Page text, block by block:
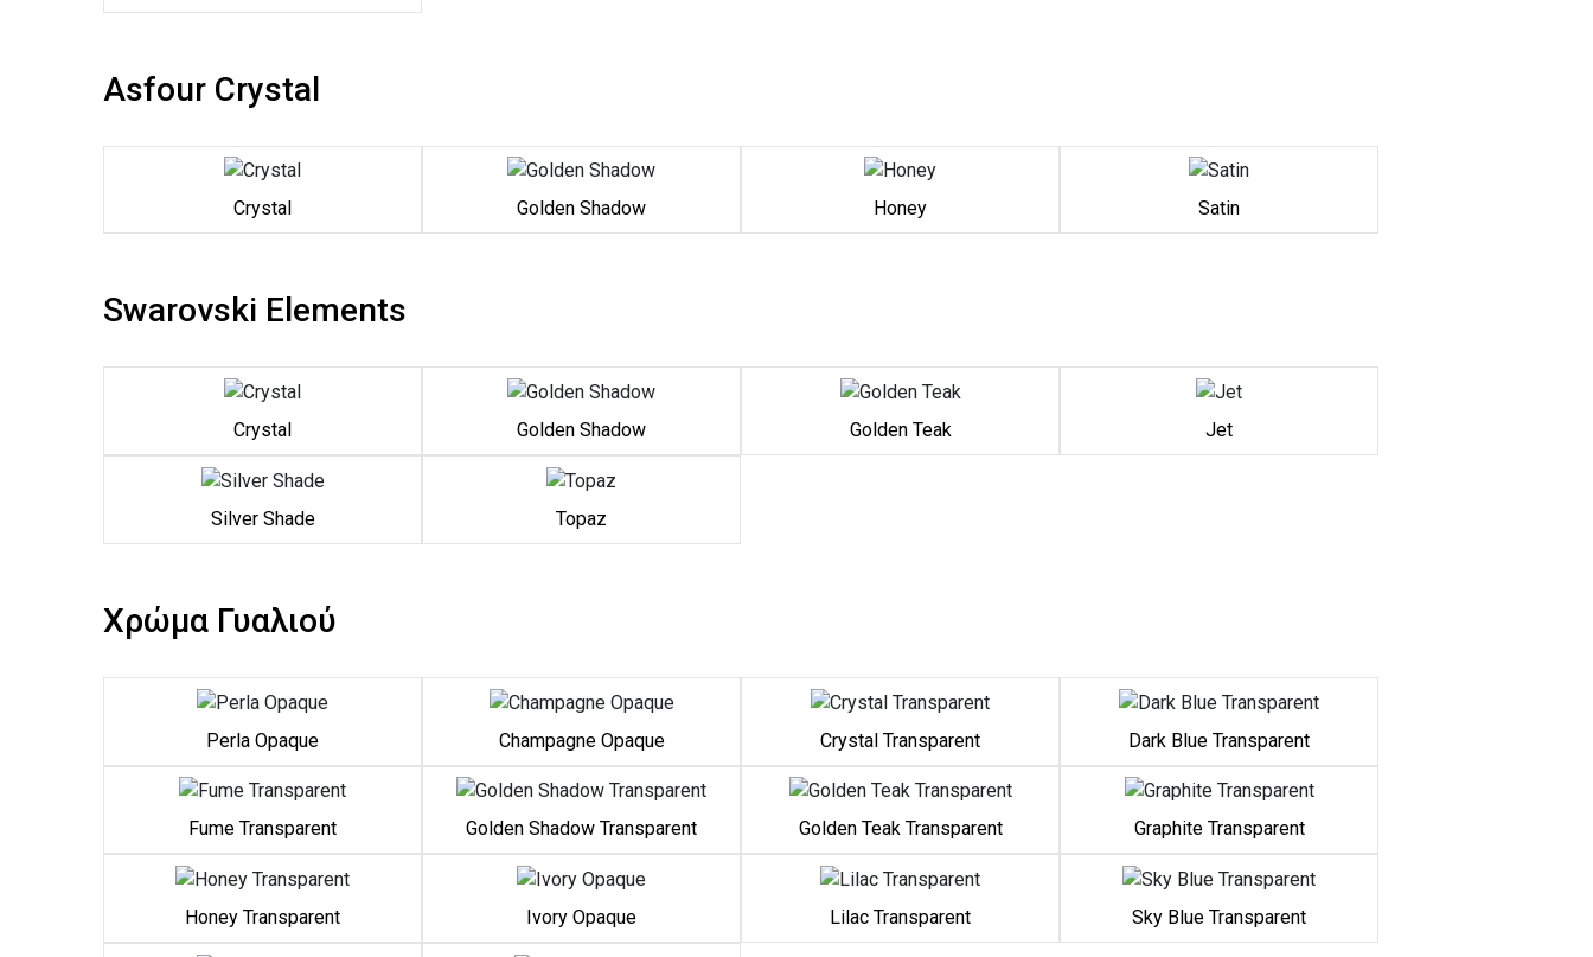
Asfour Crystal
Crystal Golden Shadow Honey Satin
Swarovski Elements
Crystal Golden Shadow Golden Teak Jet
Silver Shade Topaz
Χρώμα Γυαλιού
Perla Opaque Champagne Opaque Crystal Transparent Dark Blue Transparent
Fume Transparent Golden Shadow Transparent Golden Teak Transparent Graphite Transparent
Honey Transparent Ivory Opaque Lilac Transparent Sky Blue Transparent